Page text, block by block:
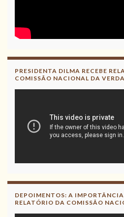
PRESIDENTA DILMA RECEBE
COMISSÃO NACIONAL DA
DEPOIMENTOS: A
RELATÓRIO DA COMISSÃO